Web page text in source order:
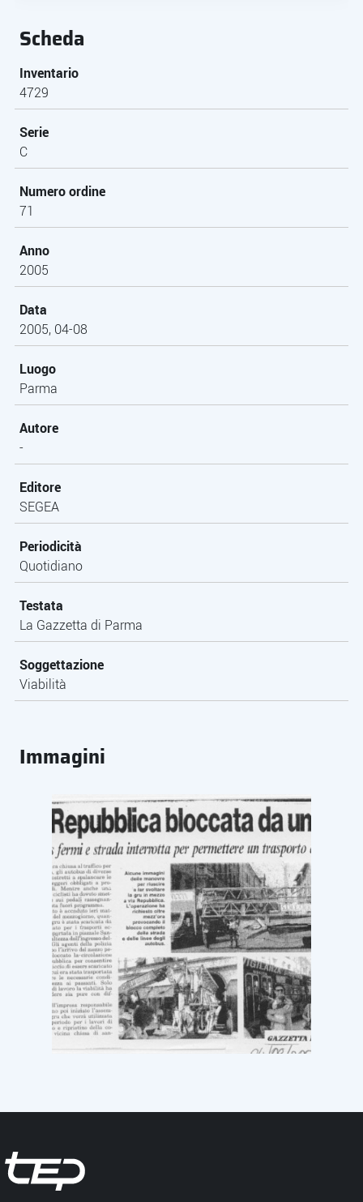
Scheda
Inventario
4729
Serie
C
Numero ordine
71
Anno
2005
Data
2005, 04-08
Luogo
Parma
Autore
-
Editore
SEGEA
Periodicità
Quotidiano
Testata
La Gazzetta di Parma
Soggettazione
Viabilità
Immagini